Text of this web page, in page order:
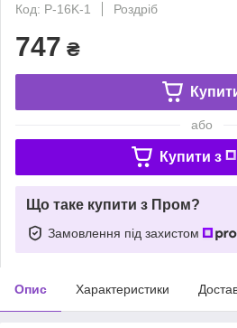
Код: P-16K-1
Роздріб
747 ₴
або
Купити з
Що таке купити з Пром?
Замовлення під захистом
Опис Характеристики